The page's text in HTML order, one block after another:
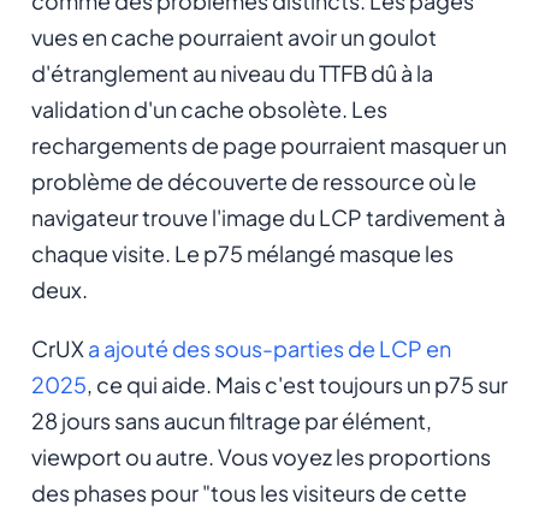
vues en cache pourraient avoir un goulot
d'étranglement au niveau du TTFB dû à la
validation d'un cache obsolète. Les
rechargements de page pourraient masquer un
problème de découverte de ressource où le
navigateur trouve l'image du LCP tardivement à
chaque visite. Le p75 mélangé masque les
deux.
CrUXa ajouté des sous-parties de LCP en
2025, ce qui aide. Mais c'est toujours un p75 sur
28 jours sans aucun filtrage par élément,
viewport ou autre. Vous voyez les proportions
des phases pour "tous les visiteurs de cette